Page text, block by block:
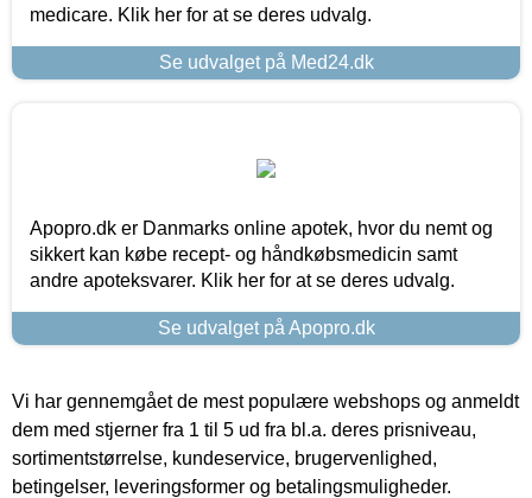
medicare. Klik her for at se deres udvalg.
Se udvalget på Med24.dk
Apopro.dk er Danmarks online apotek, hvor du nemt og
sikkert kan købe recept- og håndkøbsmedicin samt
andre apoteksvarer. Klik her for at se deres udvalg.
Se udvalget på Apopro.dk
Vi har gennemgået de mest populære webshops og anmeldt
dem med stjerner fra 1 til 5 ud fra bl.a. deres prisniveau,
sortimentstørrelse, kundeservice, brugervenlighed,
betingelser, leveringsformer og betalingsmuligheder.